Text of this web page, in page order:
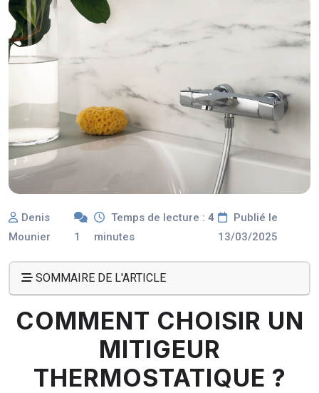
Denis
Mounier
1
Temps de lecture : 4
minutes
Publié le
13/03/2025
SOMMAIRE DE L'ARTICLE
COMMENT CHOISIR UN
MITIGEUR
THERMOSTATIQUE ?